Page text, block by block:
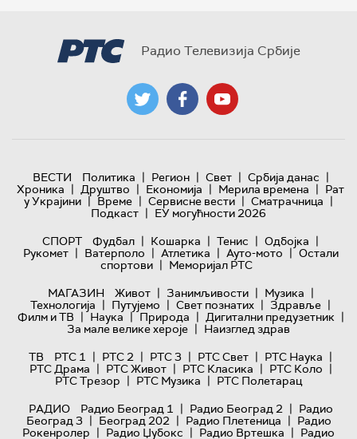
Радио Телевизија Србије
ВЕСТИ Политика | Регион | Свет | Србија данас |
Хроника | Друштво | Економија | Мерила времена | Рат
у Украјини | Време | Сервисне вести | Сматрачница |
Подкаст | ЕУ могућности 2026
СПОРТ
Фудбал | Кошарка | Тенис | Одбојка |
Рукомет | Ватерполо | Атлетика | Ауто-мото | Остали
спортови | Меморијал РТС
МАГАЗИН
Живот | Занимљивости | Музика |
Технологијa | Путујемо | Свет познатих | Здравље |
Филм и ТВ | Наука | Природа | Дигитални предузетник |
За мале велике хероје | Наизглед здрав
ТВ
РТС 1 | РТС 2 | РТС 3 | РТС Свет | РТС Наука |
РТС Драма | РТС Живот | РТС Класика | РТС Коло |
РТС Трезор | РТС Музика | РТС Полетарац
РАДИО
Радио Београд 1 | Радио Београд 2 | Радио
Београд 3 | Београд 202 | Радио Плетеница | Радио
Рокенролер | Радио Џубокс | Радио Вртешка | Радио